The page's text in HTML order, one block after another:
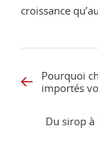
croissance
Pourquoi
importés
Du sirop à